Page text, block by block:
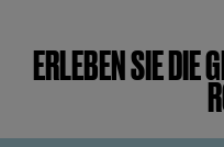
ERLEBEN SIE DIE